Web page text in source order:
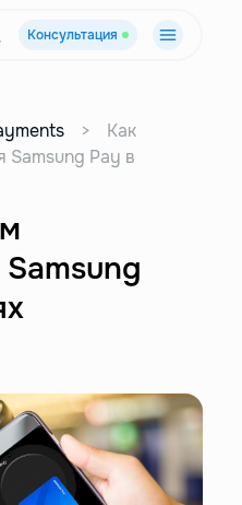
Консультация
>
Как
Samsung Pay в